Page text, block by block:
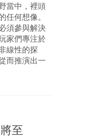
當中，裡頭
任何想像。
須參與解決
家們專注於
線性的探
而推演出一
至